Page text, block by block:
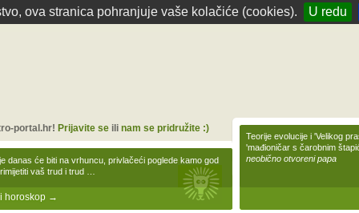
ova stranica pohranjuje vaše kolačiće (cookies). U redu
horoskop →
danas će biti na vrhuncu, privlačeći poglede kamo god
vaš trud i trud …
portal.hr! Prijavite seili nam se pridružite :)
Teorije evolucije i 'Velikog
'mađioničar s čarobnim
neobično otvoreni papa